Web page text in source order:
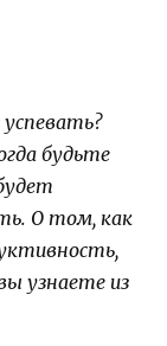
будьте
О том, как
узнаете из